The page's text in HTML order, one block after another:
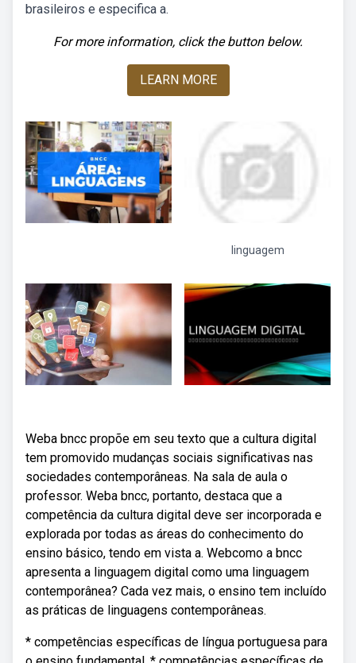
brasileiros e especifica a.
For more information, click the button below.
LEARN MORE
linguagem
Weba bncc propõe em seu texto que a cultura digital
tem promovido mudanças sociais significativas nas
sociedades contemporâneas. Na sala de aula o
professor. Weba bncc, portanto, destaca que a
competência da cultura digital deve ser incorporada e
explorada por todas as áreas do conhecimento do
ensino básico, tendo em vista a. Webcomo a bncc
apresenta a linguagem digital como uma linguagem
contemporânea? Cada vez mais, o ensino tem incluído
as práticas de linguagens contemporâneas.
* competências específicas de língua portuguesa para